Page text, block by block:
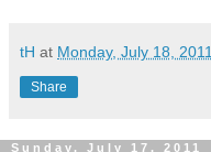
tH at Monday, July 18, 2011
Share
Sunday, July 17, 2011